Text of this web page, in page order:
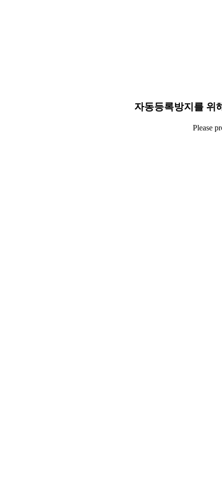
자동등록방지를 위
Please